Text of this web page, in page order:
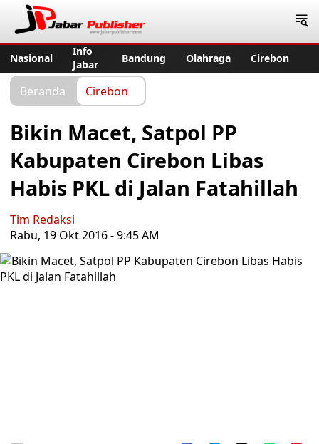
Nasional
Info
Jabar
Bandung Olahraga Cirebon
Beranda Cirebon
Bikin Macet, Satpol PP
Kabupaten Cirebon Libas
Habis PKL di Jalan Fatahillah
Tim Redaksi
Rabu, 19 Okt 2016 - 9:45 AM